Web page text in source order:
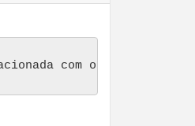
com o Programa